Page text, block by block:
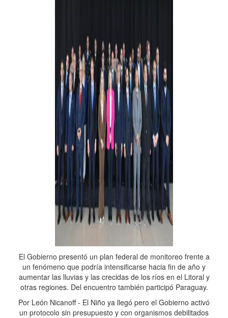
El Gobierno presentó un plan federal de monitoreo frente a
un fenómeno que podría intensificarse hacia fin de año y
aumentar las lluvias y las crecidas de los ríos en el Litoral y
otras regiones. Del encuentro también participó Paraguay.
Por León Nicanoff - El Niño ya llegó pero el Gobierno activó
un protocolo sin presupuesto y con organismos debilitados